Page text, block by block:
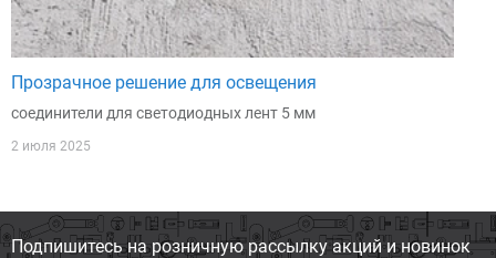
Прозрачное решение для освещения
соединители для светодиодных лент 5 мм
2 июля 2025
Подпишитесь на розничную рассылку акций и новинок